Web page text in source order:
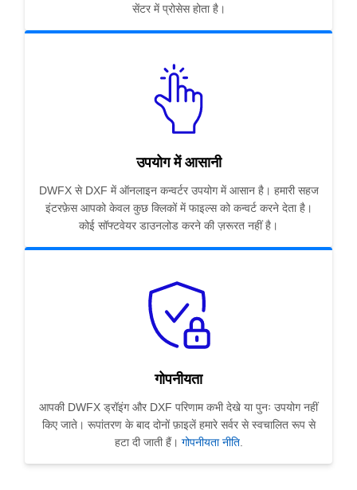
सेंटर में प्रोसेस होता है।
उपयोग में आसानी
DWFX से DXF में ऑनलाइन कन्वर्टर उपयोग में आसान है। हमारी सहज
इंटरफ़ेस आपको केवल कुछ क्लिकों में फाइल्स को कन्वर्ट करने देता है।
कोई सॉफ्टवेयर डाउनलोड करने की ज़रूरत नहीं है।
गोपनीयता
आपकी DWFX ड्रॉइंग और DXF परिणाम कभी देखे या पुनः उपयोग नहीं
किए जाते। रूपांतरण के बाद दोनों फ़ाइलें हमारे सर्वर से स्वचालित रूप से
हटा दी जाती हैं। गोपनीयता नीति.